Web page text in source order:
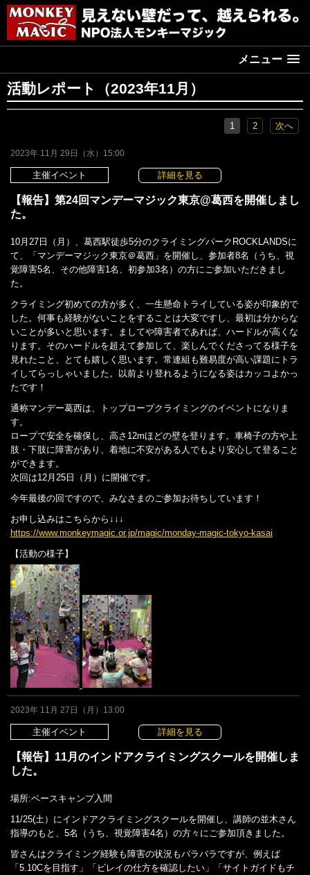
メニュー
活動レポート（2023年11月）
1 2 次へ
2023年 11月 29日（水）15:00
主催イベント 詳細を見る
【報告】第24回マンデーマジック東京@葛西を開催しまし
た。
10月27日（月）、葛西駅徒歩5分のクライミングパークROCKLANDSに
て、「マンデーマジック東京＠葛西」を開催し、参加者8名（うち、視
覚障害5名、その他障害1名、初参加3名）の方にご参加いただきまし
た。
クライミング初めての方が多く、一生懸命トライしている姿が印象的で
した。何事も経験がないことをすることは大変ですし、最初は分からな
いことが多いと思います。ましてや障害者であれば、ハードルが高くな
ります。そのハードルを超えて参加して、楽しんでくださってる様子を
見れたこと、とても嬉しく思います。常連組も難易度が高い課題にトラ
イしてらっしゃいました。以前より登れるようになる姿はカッコよかっ
たです！
通称マンデー葛西は、トップロープクライミングのイベントになりま
す。
ロープで安全を確保し、高さ12mほどの壁を登ります。車椅子の方や上
肢・下肢に障害があり、着地に不安がある人でもより安心して登ること
ができます。
次回は12月25日（月）に開催です。
今年最後の回ですので、みなさまのご参加お待ちしています！
お申し込みはこちらから↓↓↓
https://www.monkeymagic.or.jp/magic/monday-magic-tokyo-kasai
【活動の様子】
2023年 11月 27日（月）13:00
主催イベント 詳細を見る
【報告】11月のインドアクライミングスクールを開催しま
した。
場所:ベースキャンプ入間
11/25(土）にインドアクライミングスクールを開催し、講師の並木さん
指導のもと、5名（うち、視覚障害4名）の方々にご参加頂きました。
皆さんはクライミング経験も障害の状況もバラバラですが、例えば
「5.10Cを目指す」「ビレイの仕方を確認したい」「サイトガイドもチ